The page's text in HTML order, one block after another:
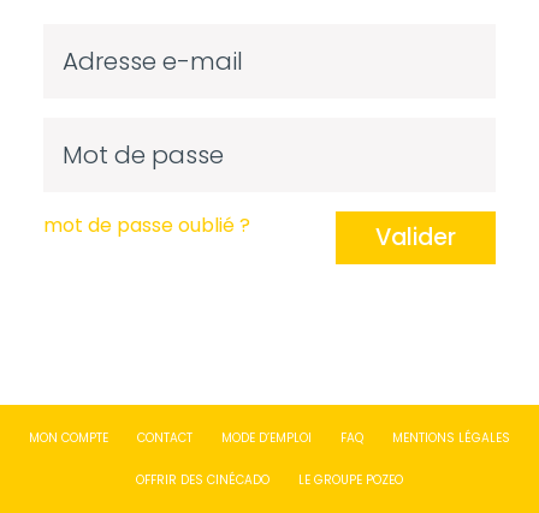
mot de passe oublié ? Valider
MON COMPTE CONTACT MODE D’EMPLOI FAQ MENTIONS LÉGALES
OFFRIR DES CINÉCADO LE GROUPE POZEO